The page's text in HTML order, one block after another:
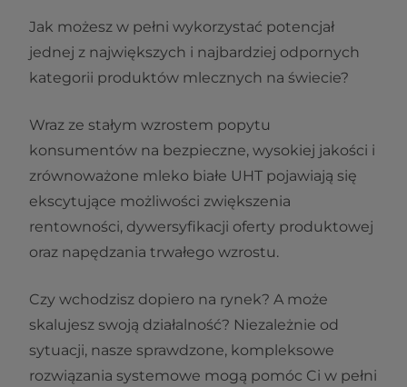
Jak możesz w pełni wykorzystać potencjał
jednej z największych i najbardziej odpornych
kategorii produktów mlecznych na świecie?
Wraz ze stałym wzrostem popytu
konsumentów na bezpieczne, wysokiej jakości i
zrównoważone mleko białe UHT pojawiają się
ekscytujące możliwości zwiększenia
rentowności, dywersyfikacji oferty produktowej
oraz napędzania trwałego wzrostu.
Czy wchodzisz dopiero na rynek? A może
skalujesz swoją działalność? Niezależnie od
sytuacji, nasze sprawdzone, kompleksowe
rozwiązania systemowe mogą pomóc Ci w pełni